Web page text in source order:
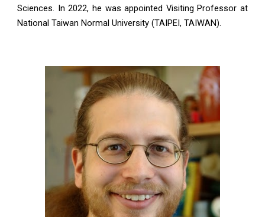
Sciences. In 2022, he was appointed Visiting Professor at
National Taiwan Normal University (TAIPEI, TAIWAN).